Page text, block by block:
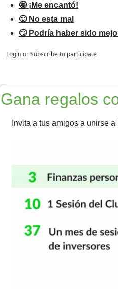
🤩 ¡Me encantó!
🙂 No esta mal
🙄 Podría haber sido
LoginorSubscribeto participate
Gana regalos
Invita a tus amigos a unirse a